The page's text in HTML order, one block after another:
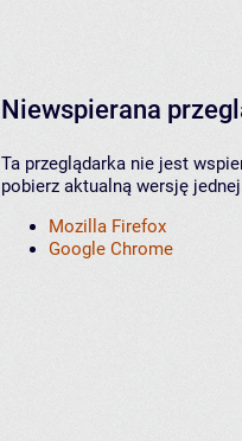
Niewspierana
Ta przeglądarka nie jest
pobierz aktualną wersję
Mozilla Firefox
Google Chrome